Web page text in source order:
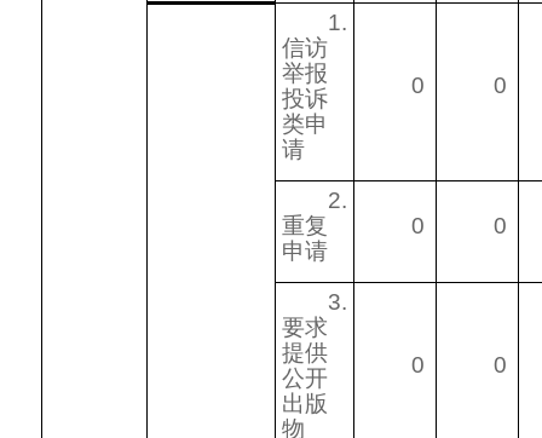
1.
信访
举报
投诉
类申
请
0 0
2.
重复
申请
0 0
3.
要求
提供
公开
出版
物
0 0